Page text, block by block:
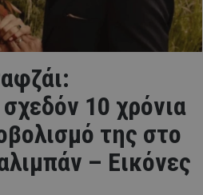
10 χρόνια
της στο
– Εικόνες